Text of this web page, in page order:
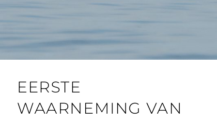
EERSTE
WAARNEMING VAN